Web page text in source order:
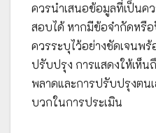
ควรนำเสนอข้อมูลที่เป็นค
สอบได้ หากมีข้อจำกัดหรื
ควรระบุไว้อย่างชัดเจนพ
ปรับปรุง การแสดงให้เห็น
พลาดและการปรับปรุงตน
บวกในการประเมิน